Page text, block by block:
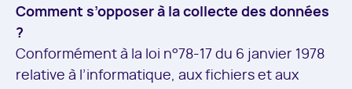
Comment s’opposer à la collecte des données
?
Conformément à la loi n°78-17 du 6 janvier 1978
relative à l’informatique, aux fichiers et aux